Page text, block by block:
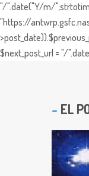
"/".date("Y/m/
"https://
$next_post_url = "/
EL